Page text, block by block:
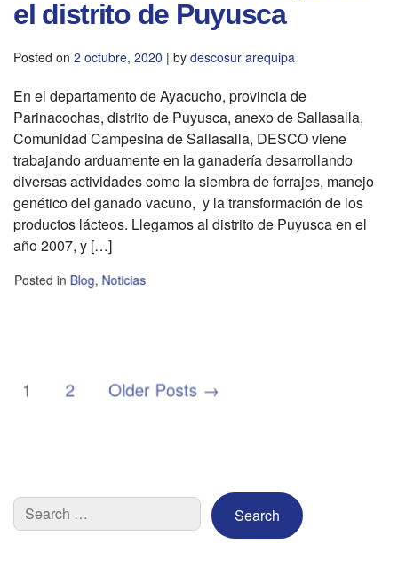
el distrito de Puyusca
Posted on 2 octubre, 2020 | by descosur arequipa
En el departamento de Ayacucho, provincia de
Parinacochas, distrito de Puyusca, anexo de Sallasalla,
Comunidad Campesina de Sallasalla, DESCO viene
trabajando arduamente en la ganadería desarrollando
diversas actividades como la siembra de forrajes, manejo
genético del ganado vacuno, y la transformación de los
productos lácteos. Llegamos al distrito de Puyusca en el
año 2007, y […]
Posted in Blog, Noticias
Posts
2 Older Posts →